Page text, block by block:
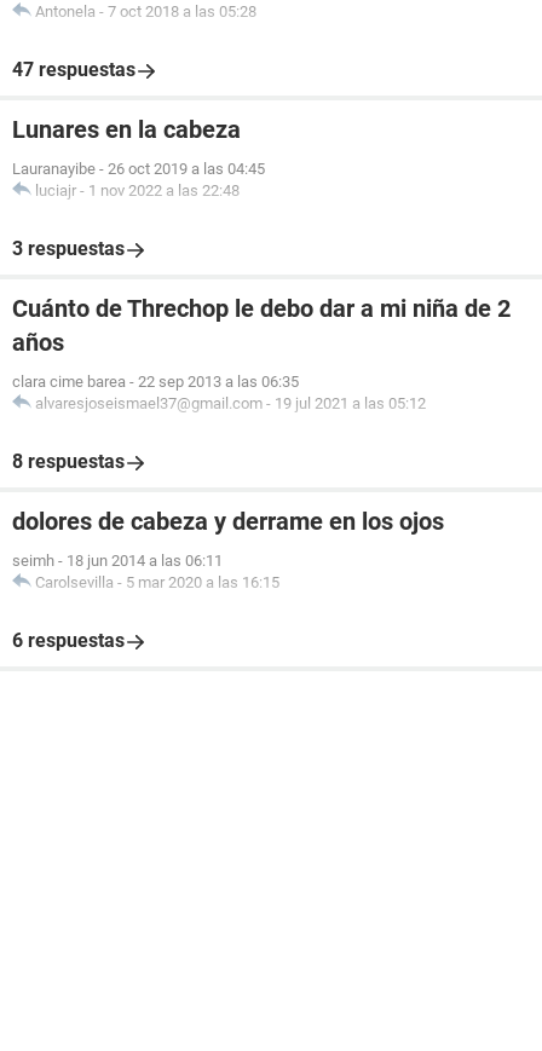
Antonela - 7 oct 2018 a las 05:28
47 respuestas
Lunares en la cabeza
Lauranayibe - 26 oct 2019 a las 04:45
luciajr - 1 nov 2022 a las 22:48
3 respuestas
Cuánto de Threchop le debo dar a mi niña de 2
años
clara cime barea - 22 sep 2013 a las 06:35
alvaresjoseismael37@gmail.com - 19 jul 2021 a las 05:12
8 respuestas
dolores de cabeza y derrame en los ojos
seimh - 18 jun 2014 a las 06:11
Carolsevilla - 5 mar 2020 a las 16:15
6 respuestas